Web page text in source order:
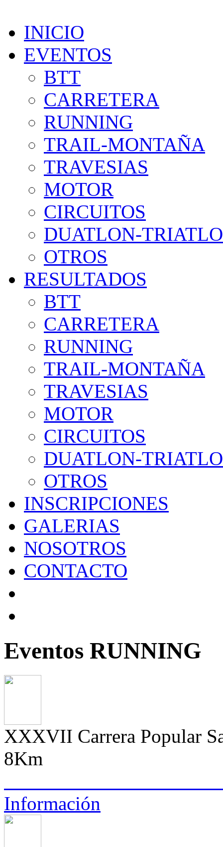
INICIO
EVENTOS
BTT
CARRETERA
RUNNING
TRAIL-MONTAÑA
TRAVESIAS
MOTOR
CIRCUITOS
DUATLON-
OTROS
RESULTADOS
BTT
CARRETERA
RUNNING
TRAIL-MONTAÑA
TRAVESIAS
MOTOR
CIRCUITOS
DUATLON-
OTROS
INSCRIPCIONES
GALERIAS
NOSOTROS
CONTACTO
Eventos RUNNING
XXXVII Carrera Popular
8Km
Información